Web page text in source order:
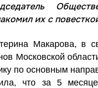
их с
Макарова, в
Московской
по основным
что за 5